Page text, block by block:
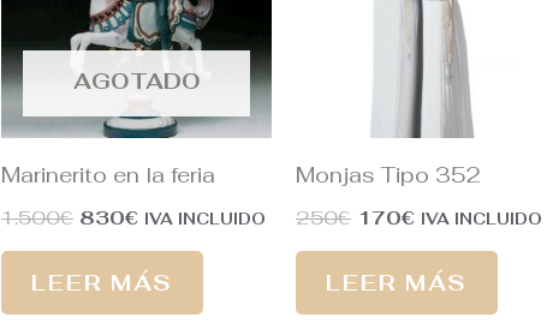
AGOTADO
Marinerito en la feria
1.500€ 830€ IVA INCLUIDO
LEER MÁS
Monjas Tipo 352
250€ 170€ IVA INCLUIDO
LEER MÁS